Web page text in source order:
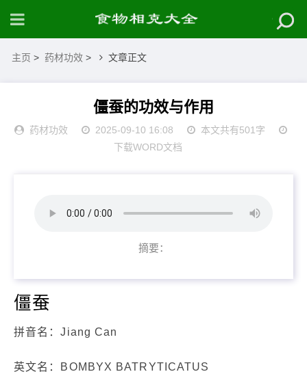
主页 > 药材功效 > 文章正文
僵蚕的功效与作用
药材功效 2025-09-10 16:08
本文共有501字
下载WORD文档
摘要：
僵蚕
拼音名：Jiang Can
英文名：BOMBYX BATRYTICATUS